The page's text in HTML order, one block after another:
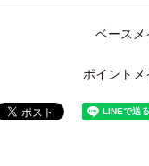
ベース
ポイント